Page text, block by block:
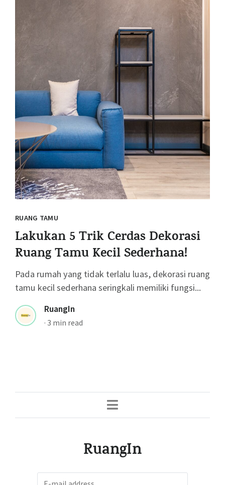
RUANG TAMU
Lakukan 5 Trik Cerdas Dekorasi
Ruang Tamu Kecil Sederhana!
Pada rumah yang tidak terlalu luas, dekorasi ruang
tamu kecil sederhana seringkali memiliki fungsi...
RuangIn
· 3 min read
RuangIn